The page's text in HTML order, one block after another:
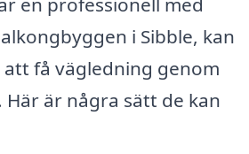
i Sibble, kan
få vägledning genom
Här är några sätt de kan